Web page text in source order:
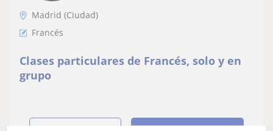
Madrid (Ciudad)
Francés
Clases particulares de Francés, solo y en
grupo